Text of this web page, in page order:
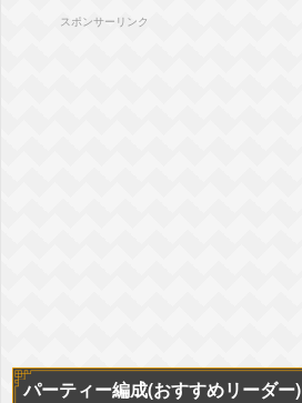
スポンサーリンク
パーティー編成(おすすめリーダー)